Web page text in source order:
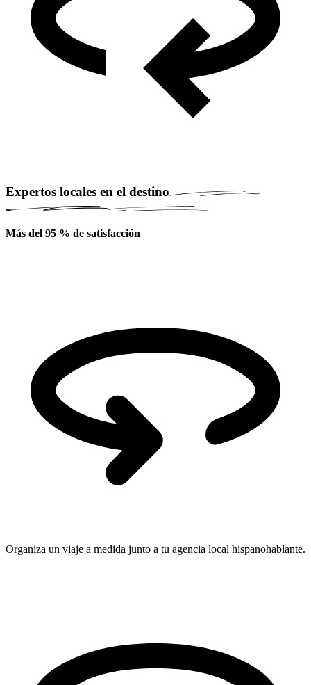
Expertos locales en el destino
Más del 95 % de satisfacción
Organiza un viaje a medida junto a tu agencia local hispanohablante.